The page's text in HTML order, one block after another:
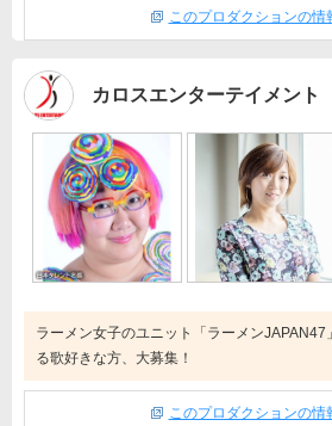
このプロダクションの情
カロスエンターテイメント
ラーメン女子のユニット「ラーメンJAPAN47
る歌好きな方、大募集！
このプロダクションの情